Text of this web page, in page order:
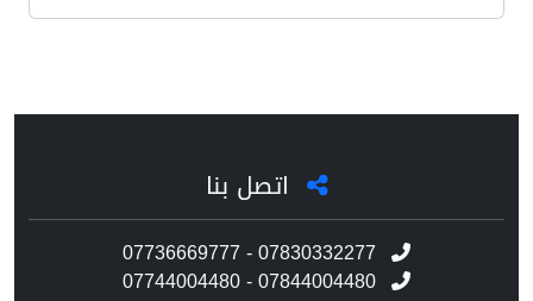
اتصل بنا
07736669777 - 07830332277
07744004480 - 07844004480